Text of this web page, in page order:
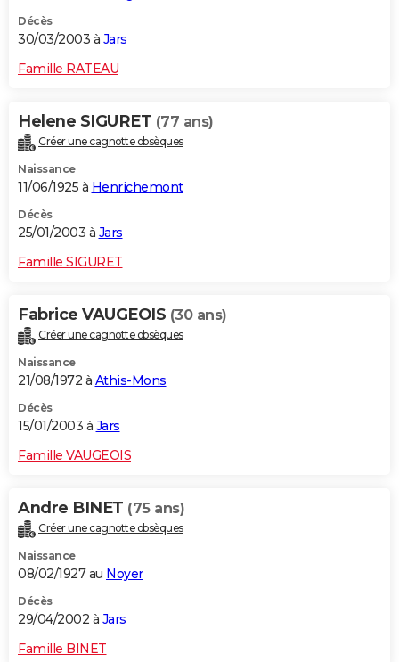
Décès
30/03/2003 à Jars
Famille RATEAU
Helene SIGURET (77 ans)
Créer une cagnotte obsèques
Naissance
11/06/1925 à Henrichemont
Décès
25/01/2003 à Jars
Famille SIGURET
Fabrice VAUGEOIS (30 ans)
Créer une cagnotte obsèques
Naissance
21/08/1972 à Athis-Mons
Décès
15/01/2003 à Jars
Famille VAUGEOIS
Andre BINET (75 ans)
Créer une cagnotte obsèques
Naissance
08/02/1927 au Noyer
Décès
29/04/2002 à Jars
Famille BINET